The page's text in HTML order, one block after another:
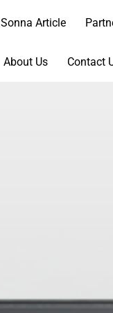
Sonna Article
About Us Contact